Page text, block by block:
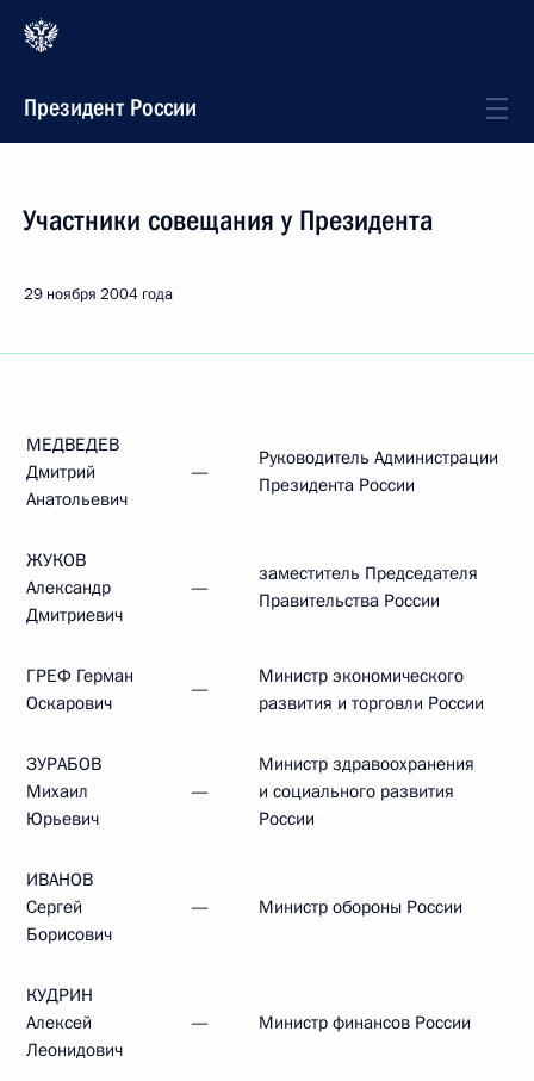
Президент России
Участники совещания у Президента
29 ноября 2004 года
МЕДВЕДЕВ
Дмитрий
Анатольевич
—
Руководитель Администрации
Президента России
ЖУКОВ
Александр
Дмитриевич
—
заместитель Председателя
Правительства России
ГРЕФ Герман
Оскарович
—
Министр экономического
развития и торговли России
ЗУРАБОВ
Михаил
Юрьевич
—
Министр здравоохранения
и социального развития
России
ИВАНОВ
Сергей
Борисович
— Министр обороны России
КУДРИН
Алексей
Леонидович
— Министр финансов России